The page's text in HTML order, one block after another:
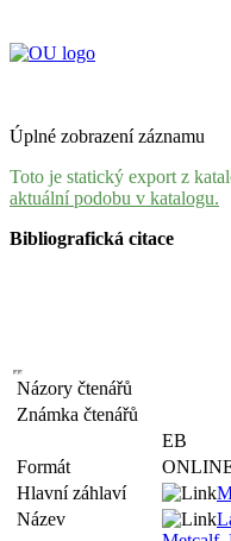
Úplné zobrazení záznamu
Toto je statický export z
aktuální podobu v katalogu.
Bibliografická citace
Názory čtenářů
Známka čtenářů
EB
Formát
Hlavní záhlaví
Název